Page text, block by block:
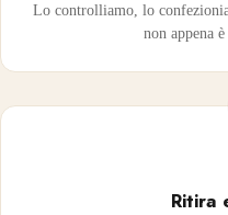
Lo controlliamo, lo
non appena
Ritira